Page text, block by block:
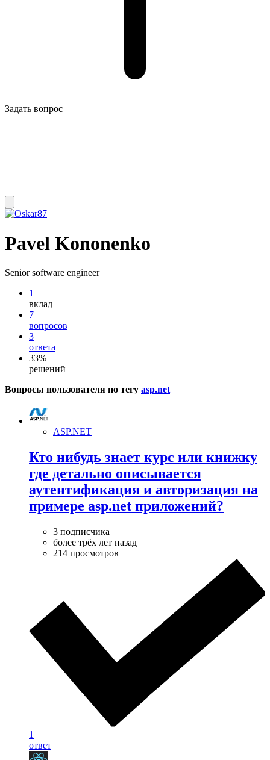
Задать вопрос
Pavel Kononenko
Senior software engineer
1
вклад
7
вопросов
3
ответа
33%
решений
Вопросы пользователя по тегу asp.net
ASP.NET
Кто нибудь знает курс или книжку
где детально описывается
аутентификация и авторизация на
примере asp.net приложений?
3 подписчика
более трёх лет назад
214 просмотров
1
ответ